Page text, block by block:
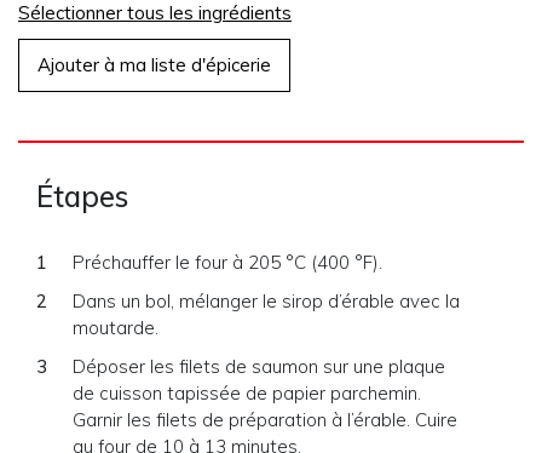
Sélectionner tous les ingrédients
Ajouter à ma liste d'épicerie
Étapes
Préchauffer le four à 205 °C (400 °F).
Dans un bol, mélanger le sirop d’érable avec la
moutarde.
Déposer les filets de saumon sur une plaque
de cuisson tapissée de papier parchemin.
Garnir les filets de préparation à l’érable. Cuire
au four de 10 à 13 minutes.